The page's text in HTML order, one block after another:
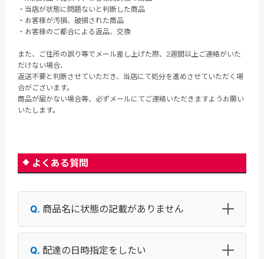
・当店が状態に問題ないと判断した商品
・お客様が汚損、破損された商品
・お客様のご都合による返品、交換
また、ご住所の誤り等でメール差し上げた際、2週間以上ご連絡がいた
だけない場合、
返送不要と判断させていただき、当店にて処分を進めさせていただく場
合がございます。
商品が届かない場合等、必ずメールにてご連絡いただきますようお願い
いたします。
よくある質問
商品名に状態の記載がありません
配達の日時指定をしたい